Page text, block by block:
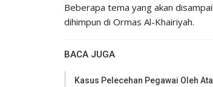
Beberapa tema yang akan
dihimpun di Ormas Al-Khairiyah.
BACA JUGA
Kasus Pelecehan Pegawai Oleh